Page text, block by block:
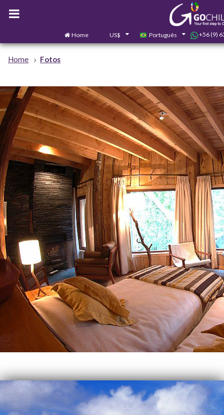
Home US$ Português +56 (9)
Home Fotos